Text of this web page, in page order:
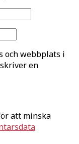
och webbplats i
en
att minska